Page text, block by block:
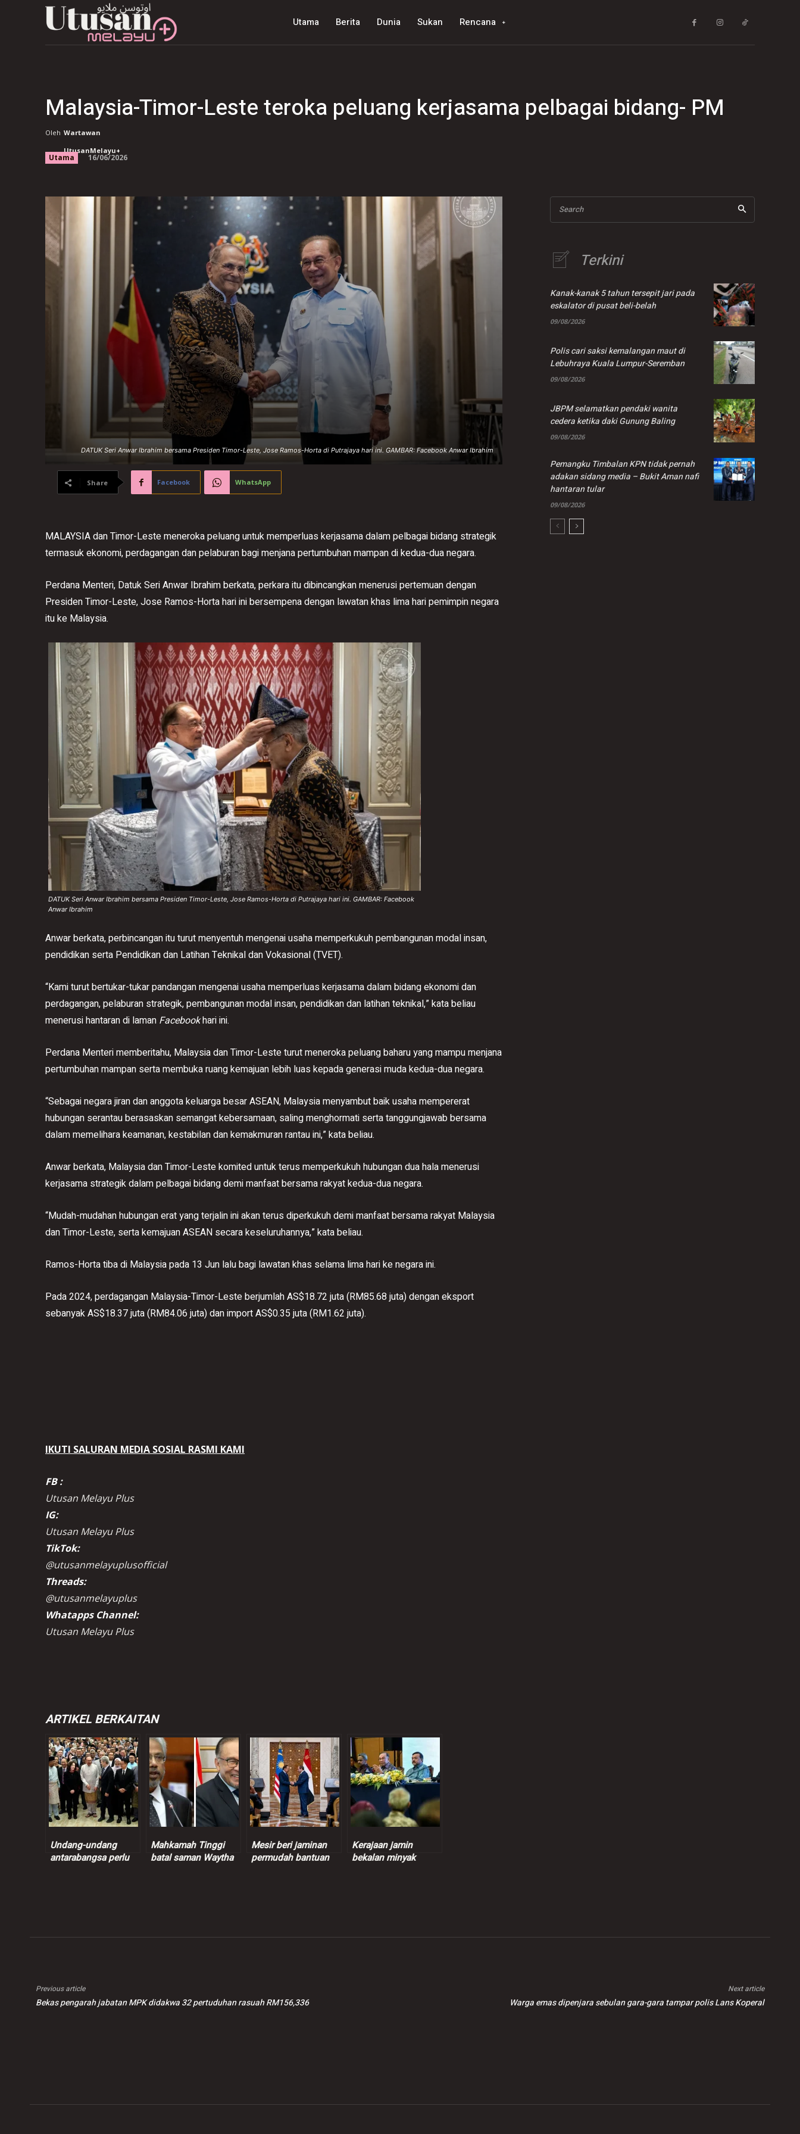
Utama Berita Dunia Sukan Rencana
Malaysia-Timor-Leste teroka peluang kerjasama pelbagai bidang- PM
Oleh Wartawan
UtusanMelayu+
Utama 16/06/2026
DATUK Seri Anwar Ibrahim bersama Presiden Timor-Leste, Jose Ramos-Horta di Putrajaya hari ini. GAMBAR: Facebook Anwar Ibrahim
Share Facebook WhatsApp
MALAYSIA dan Timor-Leste meneroka peluang untuk memperluas kerjasama dalam pelbagai bidang strategik
termasuk ekonomi, perdagangan dan pelaburan bagi menjana pertumbuhan mampan di kedua-dua negara.
Perdana Menteri, Datuk Seri Anwar Ibrahim berkata, perkara itu dibincangkan menerusi pertemuan dengan
Presiden Timor-Leste, Jose Ramos-Horta hari ini bersempena dengan lawatan khas lima hari pemimpin negara
itu ke Malaysia.
DATUK Seri Anwar Ibrahim bersama Presiden Timor-Leste, Jose Ramos-Horta di Putrajaya hari ini. GAMBAR: Facebook
Anwar Ibrahim
Anwar berkata, perbincangan itu turut menyentuh mengenai usaha memperkukuh pembangunan modal insan,
pendidikan serta Pendidikan dan Latihan Teknikal dan Vokasional (TVET).
“Kami turut bertukar-tukar pandangan mengenai usaha memperluas kerjasama dalam bidang ekonomi dan
perdagangan, pelaburan strategik, pembangunan modal insan, pendidikan dan latihan teknikal,” kata beliau
menerusi hantaran di laman Facebookhari ini.
Perdana Menteri memberitahu, Malaysia dan Timor-Leste turut meneroka peluang baharu yang mampu menjana
pertumbuhan mampan serta membuka ruang kemajuan lebih luas kepada generasi muda kedua-dua negara.
“Sebagai negara jiran dan anggota keluarga besar ASEAN, Malaysia menyambut baik usaha mempererat
hubungan serantau berasaskan semangat kebersamaan, saling menghormati serta tanggungjawab bersama
dalam memelihara keamanan, kestabilan dan kemakmuran rantau ini,” kata beliau.
Anwar berkata, Malaysia dan Timor-Leste komited untuk terus memperkukuh hubungan dua hala menerusi
kerjasama strategik dalam pelbagai bidang demi manfaat bersama rakyat kedua-dua negara.
“Mudah-mudahan hubungan erat yang terjalin ini akan terus diperkukuh demi manfaat bersama rakyat Malaysia
dan Timor-Leste, serta kemajuan ASEAN secara keseluruhannya,” kata beliau.
Ramos-Horta tiba di Malaysia pada 13 Jun lalu bagi lawatan khas selama lima hari ke negara ini.
Pada 2024, perdagangan Malaysia-Timor-Leste berjumlah AS$18.72 juta (RM85.68 juta) dengan eksport
sebanyak AS$18.37 juta (RM84.06 juta) dan import AS$0.35 juta (RM1.62 juta).
IKUTI SALURAN MEDIA SOSIAL RASMI KAMI
FB :
Utusan Melayu Plus
IG:
Utusan Melayu Plus
TikTok:
@utusanmelayuplusofficial
Threads:
@utusanmelayuplus
Whatapps Channel:
Utusan Melayu Plus
ARTIKEL BERKAITAN
Undang-undang
antarabangsa perlu
Mahkamah Tinggi
batal saman Waytha
Mesir beri jaminan
permudah bantuan
Kerajaan jamin
bekalan minyak
Search
Terkini
Kanak-kanak 5 tahun tersepit jari pada
eskalator di pusat beli-belah
09/08/2026
Polis cari saksi kemalangan maut di
Lebuhraya Kuala Lumpur-Seremban
09/08/2026
JBPM selamatkan pendaki wanita
cedera ketika daki Gunung Baling
09/08/2026
Pemangku Timbalan KPN tidak pernah
adakan sidang media – Bukit Aman nafi
hantaran tular
09/08/2026
Previous article
Bekas pengarah jabatan MPK didakwa 32 pertuduhan rasuah RM156,336
Next article
Warga emas dipenjara sebulan gara-gara tampar polis Lans Koperal